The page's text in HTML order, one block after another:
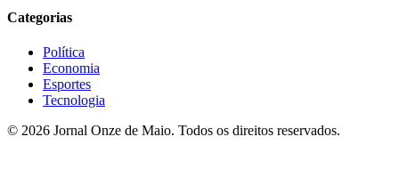
Categorias
Política
Economia
Esportes
Tecnologia
© 2026 Jornal Onze de Maio. Todos os direitos reservados.